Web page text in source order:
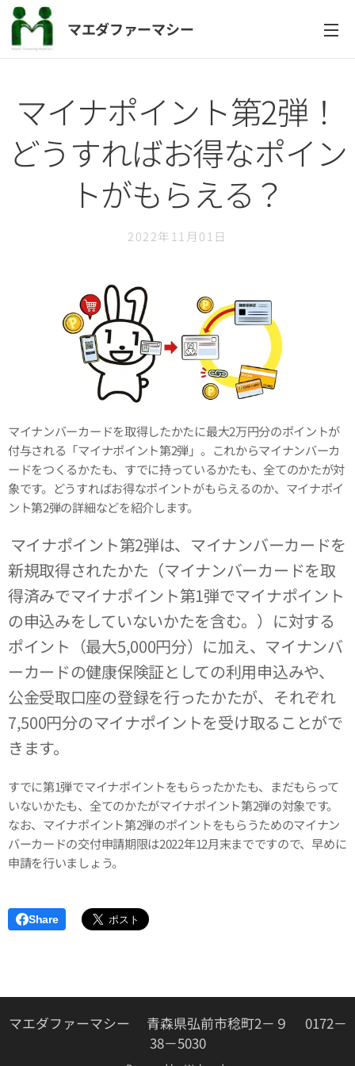
マエダファーマシー
マイナポイント第2弾！
どうすればお得なポイン
トがもらえる？
2022年11月01日
マイナンバーカードを取得したかたに最大2万円分のポイントが
付与される「マイナポイント第2弾」。これからマイナンバーカ
ードをつくるかたも、すでに持っているかたも、全てのかたが対
象です。どうすればお得なポイントがもらえるのか、マイナポイ
ント第2弾の詳細などを紹介します。
マイナポイント第2弾は、マイナンバーカードを
新規取得されたかた（マイナンバーカードを取
得済みでマイナポイント第1弾でマイナポイント
の申込みをしていないかたを含む。）に対する
ポイント（最大5,000円分）に加え、マイナンバ
ーカードの健康保険証としての利用申込みや、
公金受取口座の登録を行ったかたが、それぞれ
7,500円分のマイナポイントを受け取ることがで
きます。
すでに第1弾でマイナポイントをもらったかたも、まだもらって
いないかたも、全てのかたがマイナポイント第2弾の対象です。
なお、マイナポイント第2弾のポイントをもらうためのマイナン
バーカードの交付申請期限は2022年12月末までですので、早めに
申請を行いましょう。
Share
マエダファーマシー 青森県弘前市稔町2－９ 0172－
38－5030